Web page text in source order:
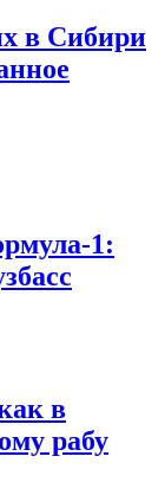
в Сибири
1:
в
рабу